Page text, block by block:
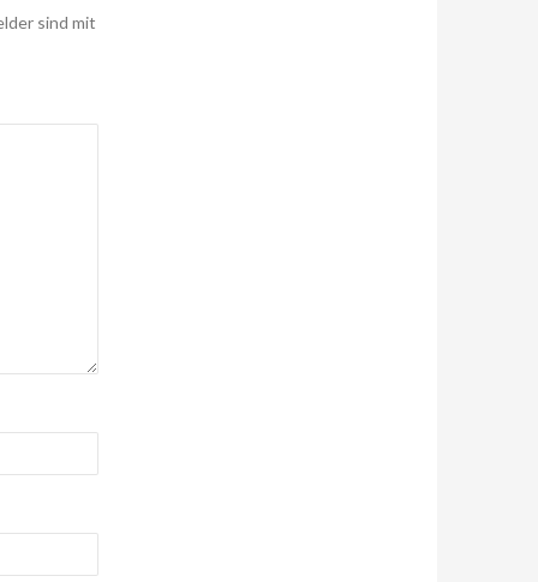
sind mit